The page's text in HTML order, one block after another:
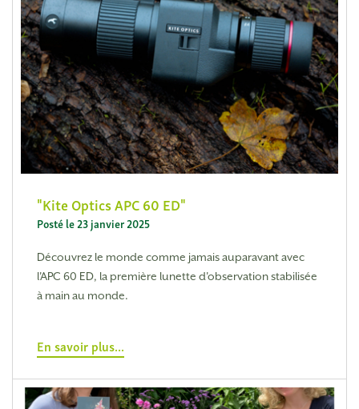
Kite Optics APC 60 ED
Posté le 23 janvier 2025
Découvrez le monde comme jamais auparavant avec
l'APC 60 ED, la première lunette d'observation stabilisée
à main au monde.
En savoir plus...